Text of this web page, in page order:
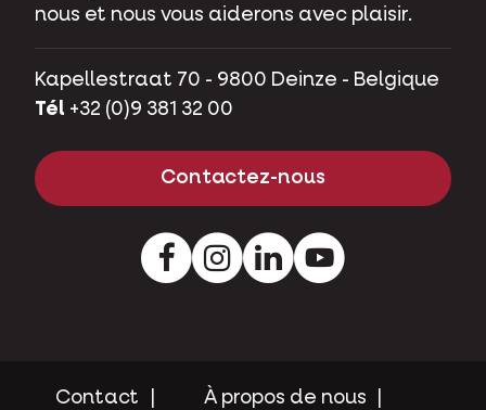
nous et nous vous aiderons avec plaisir.
Kapellestraat 70 - 9800 Deinze - Belgique
Tél +32 (0)9 381 32 00
Contactez-nous
FacebookInstagram
LinkedInYoutube
Contact À propos de nous